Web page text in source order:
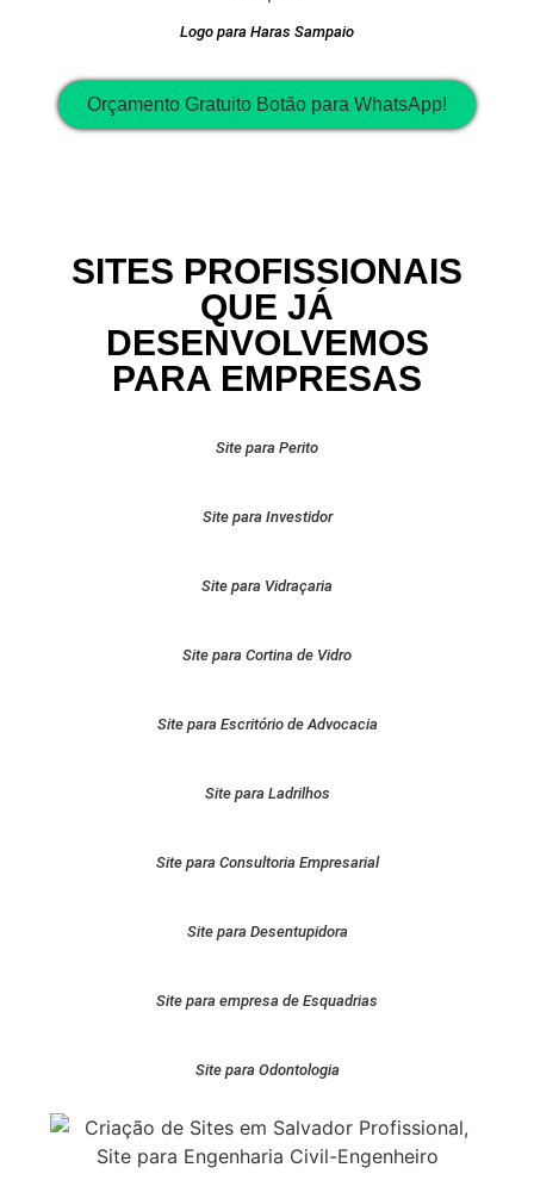
Logo para Haras Sampaio
Orçamento Gratuito Botão para WhatsApp!
SITES PROFISSIONAIS
QUE JÁ
DESENVOLVEMOS
PARA EMPRESAS
Site para Perito
Site para Investidor
Site para Vidraçaria
Site para Cortina de Vidro
Site para Escritório de Advocacia
Site para Ladrilhos
Site para Consultoria Empresarial
Site para Desentupidora
Site para empresa de Esquadrias
Site para Odontologia